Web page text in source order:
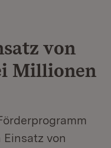
von
Millionen
von